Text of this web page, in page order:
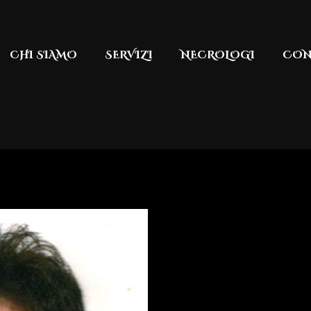
CHI SIAMO SERVIZI NECROLOGI